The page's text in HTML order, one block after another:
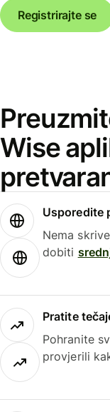
Registrirajte se
Wise
Usporedite
Nema
dobiti
Pratite
Pohranite
provjerili